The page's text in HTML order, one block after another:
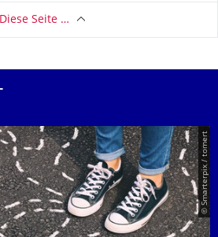
Diese Seite …
© Smarterpix / tomert